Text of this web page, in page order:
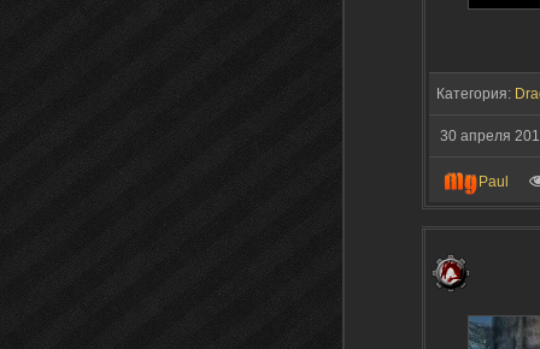
Категория:
30 апреля
Paul